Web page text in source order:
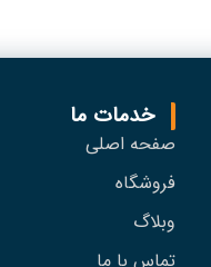
خدمات ما
صفحه اصلی
فروشگاه
وبلاگ
تماس با ما